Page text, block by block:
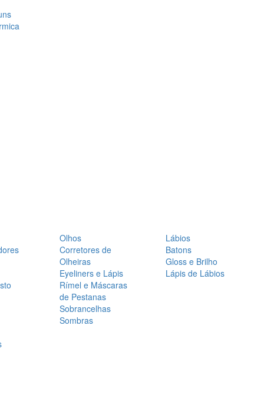
Olhos
Corretores de
Olheiras
Eyeliners e Lápis
Rímel e Máscaras
de Pestanas
Sobrancelhas
Sombras
Lábios
Batons
Gloss e Brilho
Lápis de Lábios